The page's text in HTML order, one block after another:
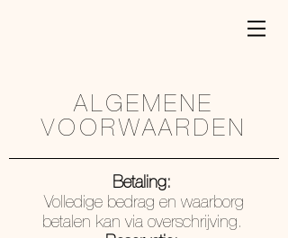
ALGEMENE
VOORWAARDEN
Betaling:
Volledige bedrag en waarborg
betalen kan via overschrijving.